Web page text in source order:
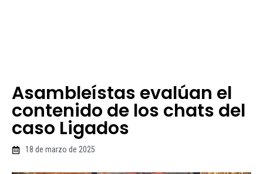
Asambleístas evalúan el
contenido de los chats del
caso Ligados
18 de marzo de 2025